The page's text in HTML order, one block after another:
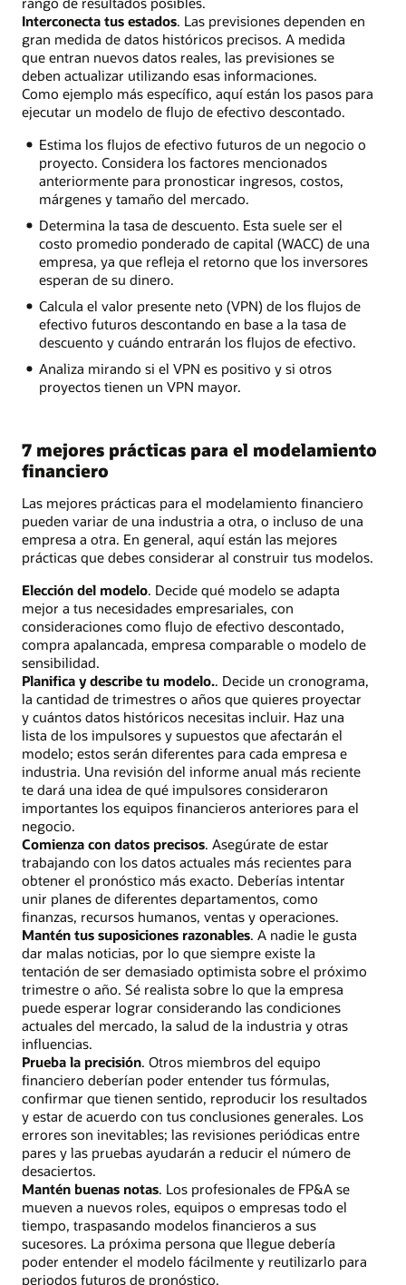
Interconecta tus estados. Las previsiones dependen en
gran medida de datos históricos precisos. A medida
que entran nuevos datos reales, las previsiones se
deben actualizar utilizando esas informaciones.
Como ejemplo más específico, aquí están los pasos para
ejecutar un modelo de flujo de efectivo descontado.
Estima los flujos de efectivo futuros de un negocio o
proyecto. Considera los factores mencionados
anteriormente para pronosticar ingresos, costos,
márgenes y tamaño del mercado.
Determina la tasa de descuento. Esta suele ser el
costo promedio ponderado de capital (WACC) de una
empresa, ya que refleja el retorno que los inversores
esperan de su dinero.
Calcula el valor presente neto (VPN) de los flujos de
efectivo futuros descontando en base a la tasa de
descuento y cuándo entrarán los flujos de efectivo.
Analiza mirando si el VPN es positivo y si otros
proyectos tienen un VPN mayor.
7 mejores prácticas para el modelamiento
financiero
Las mejores prácticas para el modelamiento financiero
pueden variar de una industria a otra, o incluso de una
empresa a otra. En general, aquí están las mejores
prácticas que debes considerar al construir tus modelos.
Elección del modelo. Decide qué modelo se adapta
mejor a tus necesidades empresariales, con
consideraciones como flujo de efectivo descontado,
compra apalancada, empresa comparable o modelo de
sensibilidad.
Planifica y describe tu modelo.. Decide un cronograma,
la cantidad de trimestres o años que quieres proyectar
y cuántos datos históricos necesitas incluir. Haz una
lista de los impulsores y supuestos que afectarán el
modelo; estos serán diferentes para cada empresa e
industria. Una revisión del informe anual más reciente
te dará una idea de qué impulsores consideraron
importantes los equipos financieros anteriores para el
negocio.
Comienza con datos precisos. Asegúrate de estar
trabajando con los datos actuales más recientes para
obtener el pronóstico más exacto. Deberías intentar
unir planes de diferentes departamentos, como
finanzas, recursos humanos, ventas y operaciones.
Mantén tus suposiciones razonables. A nadie le gusta
dar malas noticias, por lo que siempre existe la
tentación de ser demasiado optimista sobre el próximo
trimestre o año. Sé realista sobre lo que la empresa
puede esperar lograr considerando las condiciones
actuales del mercado, la salud de la industria y otras
influencias.
Prueba la precisión. Otros miembros del equipo
financiero deberían poder entender tus fórmulas,
confirmar que tienen sentido, reproducir los resultados
y estar de acuerdo con tus conclusiones generales. Los
errores son inevitables; las revisiones periódicas entre
pares y las pruebas ayudarán a reducir el número de
desaciertos.
Mantén buenas notas. Los profesionales de FP&A se
mueven a nuevos roles, equipos o empresas todo el
tiempo, traspasando modelos financieros a sus
sucesores. La próxima persona que llegue debería
poder entender el modelo fácilmente y reutilizarlo para
periodos futuros de pronóstico.